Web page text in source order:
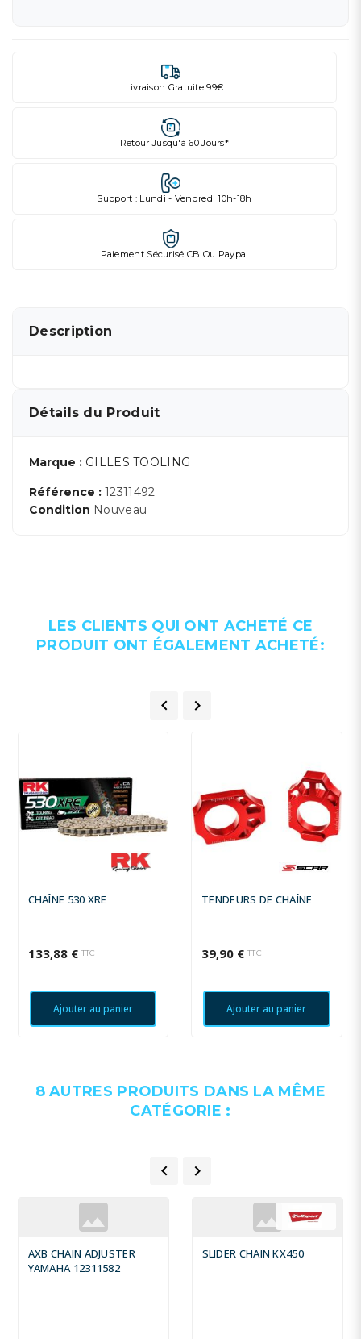
Livraison Gratuite 99€
Retour Jusqu'à 60 Jours*
Support : Lundi - Vendredi 10h-18h
Paiement Sécurisé CB Ou Paypal
Description
Détails du Produit
Marque : GILLES TOOLING
Référence : 12311492
Condition Nouveau
LES CLIENTS QUI ONT ACHETÉ CE
PRODUIT ONT ÉGALEMENT ACHETÉ:
 
CHAÎNE 530 XRE
133,88 € TTC
Ajouter au panier
TENDEURS DE CHAÎNE
39,90 € TTC
Ajouter au panier
8 AUTRES PRODUITS DANS LA MÊME
CATÉGORIE :
 
AXB CHAIN ADJUSTER
YAMAHA 12311582
SLIDER CHAIN KX450